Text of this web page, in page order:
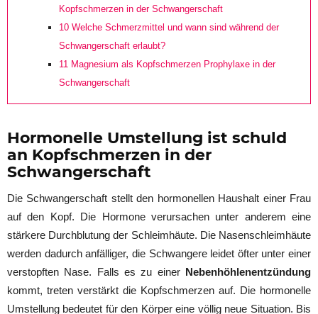
Kopfschmerzen in der Schwangerschaft
10 Welche Schmerzmittel und wann sind während der
Schwangerschaft erlaubt?
11 Magnesium als Kopfschmerzen Prophylaxe in der
Schwangerschaft
Hormonelle Umstellung ist schuld
an Kopfschmerzen in der
Schwangerschaft
Die Schwangerschaft stellt den hormonellen Haushalt einer Frau
auf den Kopf. Die Hormone verursachen unter anderem eine
stärkere Durchblutung der Schleimhäute. Die Nasenschleimhäute
werden dadurch anfälliger, die Schwangere leidet öfter unter einer
verstopften Nase. Falls es zu einer Nebenhöhlenentzündung
kommt, treten verstärkt die Kopfschmerzen auf. Die hormonelle
Umstellung bedeutet für den Körper eine völlig neue Situation. Bis